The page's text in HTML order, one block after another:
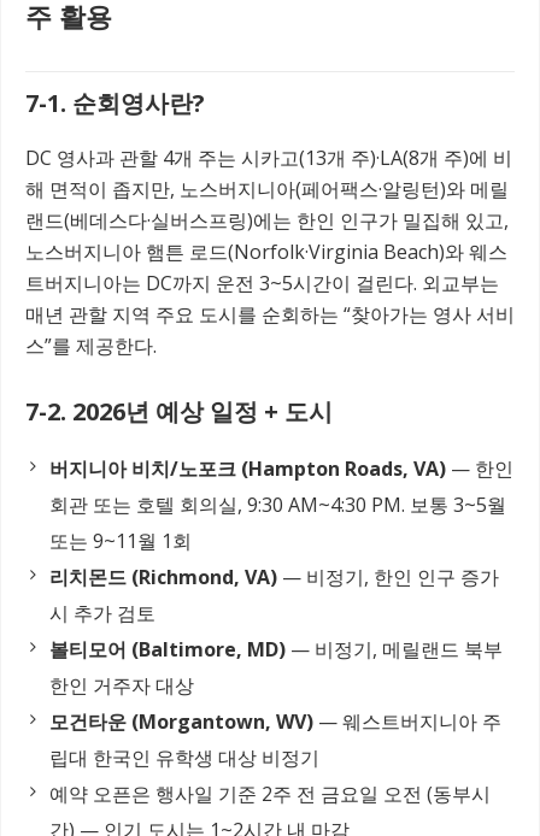
주 활용
7-1. 순회영사란?
DC 영사과 관할 4개 주는 시카고(13개 주)·LA(8개 주)에 비
해 면적이 좁지만, 노스버지니아(페어팩스·알링턴)와 메릴
랜드(베데스다·실버스프링)에는 한인 인구가 밀집해 있고,
노스버지니아 햄튼 로드(Norfolk·Virginia Beach)와 웨스
트버지니아는 DC까지 운전 3~5시간이 걸린다. 외교부는
매년 관할 지역 주요 도시를 순회하는 “찾아가는 영사 서비
스”를 제공한다.
7-2. 2026년 예상 일정 + 도시
버지니아 비치/노포크 (Hampton Roads, VA) — 한인
회관 또는 호텔 회의실, 9:30 AM~4:30 PM. 보통 3~5월
또는 9~11월 1회
리치몬드 (Richmond, VA) — 비정기, 한인 인구 증가
시 추가 검토
볼티모어 (Baltimore, MD) — 비정기, 메릴랜드 북부
한인 거주자 대상
모건타운 (Morgantown, WV) — 웨스트버지니아 주
립대 한국인 유학생 대상 비정기
예약 오픈은 행사일 기준 2주 전 금요일 오전 (동부시
간) — 인기 도시는 1~2시간 내 마감